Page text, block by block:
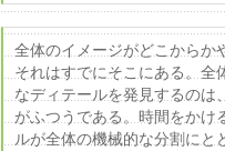
全体のイメージがどこからか
それはすでにそこにある。全
なディテールを発見するのは
がふつうである。時間をかけ
ルが全体の機械的な分割にと